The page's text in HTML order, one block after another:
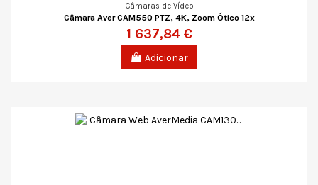
Câmaras de Vídeo
Câmara Aver CAM550 PTZ, 4K, Zoom Ótico 12x
1 637,84 €
Adicionar